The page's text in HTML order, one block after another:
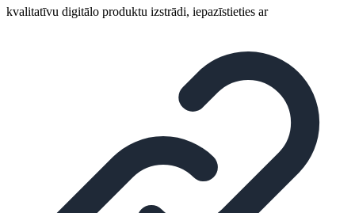
kvalitatīvu digitālo produktu izstrādi, iepazīstieties ar